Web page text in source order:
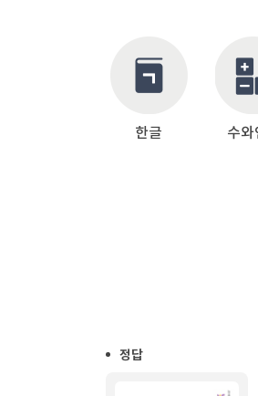
한글 수와
정답